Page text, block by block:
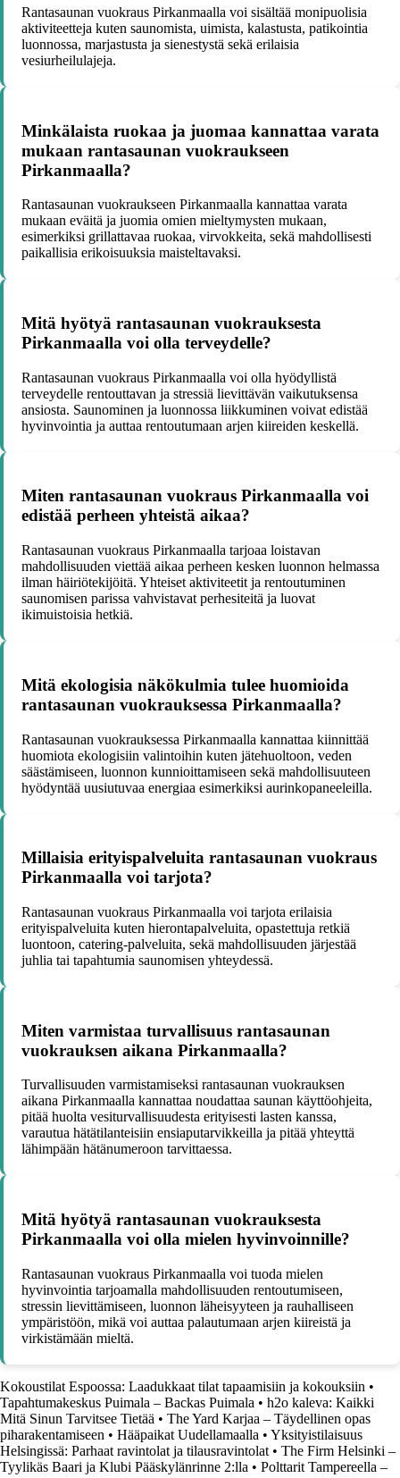
Rantasaunan vuokraus Pirkanmaalla voi sisältää monipuolisia
aktiviteetteja kuten saunomista, uimista, kalastusta, patikointia
luonnossa, marjastusta ja sienestystä sekä erilaisia
vesiurheilulajeja.
Minkälaista ruokaa ja juomaa kannattaa varata
mukaan rantasaunan vuokraukseen
Pirkanmaalla?
Rantasaunan vuokraukseen Pirkanmaalla kannattaa varata
mukaan eväitä ja juomia omien mieltymysten mukaan,
esimerkiksi grillattavaa ruokaa, virvokkeita, sekä mahdollisesti
paikallisia erikoisuuksia maisteltavaksi.
Mitä hyötyä rantasaunan vuokrauksesta
Pirkanmaalla voi olla terveydelle?
Rantasaunan vuokraus Pirkanmaalla voi olla hyödyllistä
terveydelle rentouttavan ja stressiä lievittävän vaikutuksensa
ansiosta. Saunominen ja luonnossa liikkuminen voivat edistää
hyvinvointia ja auttaa rentoutumaan arjen kiireiden keskellä.
Miten rantasaunan vuokraus Pirkanmaalla voi
edistää perheen yhteistä aikaa?
Rantasaunan vuokraus Pirkanmaalla tarjoaa loistavan
mahdollisuuden viettää aikaa perheen kesken luonnon helmassa
ilman häiriötekijöitä. Yhteiset aktiviteetit ja rentoutuminen
saunomisen parissa vahvistavat perhesiteitä ja luovat
ikimuistoisia hetkiä.
Mitä ekologisia näkökulmia tulee huomioida
rantasaunan vuokrauksessa Pirkanmaalla?
Rantasaunan vuokrauksessa Pirkanmaalla kannattaa kiinnittää
huomiota ekologisiin valintoihin kuten jätehuoltoon, veden
säästämiseen, luonnon kunnioittamiseen sekä mahdollisuuteen
hyödyntää uusiutuvaa energiaa esimerkiksi aurinkopaneeleilla.
Millaisia erityispalveluita rantasaunan vuokraus
Pirkanmaalla voi tarjota?
Rantasaunan vuokraus Pirkanmaalla voi tarjota erilaisia
erityispalveluita kuten hierontapalveluita, opastettuja retkiä
luontoon, catering-palveluita, sekä mahdollisuuden järjestää
juhlia tai tapahtumia saunomisen yhteydessä.
Miten varmistaa turvallisuus rantasaunan
vuokrauksen aikana Pirkanmaalla?
Turvallisuuden varmistamiseksi rantasaunan vuokrauksen
aikana Pirkanmaalla kannattaa noudattaa saunan käyttöohjeita,
pitää huolta vesiturvallisuudesta erityisesti lasten kanssa,
varautua hätätilanteisiin ensiaputarvikkeilla ja pitää yhteyttä
lähimpään hätänumeroon tarvittaessa.
Mitä hyötyä rantasaunan vuokrauksesta
Pirkanmaalla voi olla mielen hyvinvoinnille?
Rantasaunan vuokraus Pirkanmaalla voi tuoda mielen
hyvinvointia tarjoamalla mahdollisuuden rentoutumiseen,
stressin lievittämiseen, luonnon läheisyyteen ja rauhalliseen
ympäristöön, mikä voi auttaa palautumaan arjen kiireistä ja
virkistämään mieltä.
Kokoustilat Espoossa: Laadukkaat tilat tapaamisiin ja kokouksiin •
Tapahtumakeskus Puimala – Backas Puimala • h2o kaleva: Kaikki
Mitä Sinun Tarvitsee Tietää • The Yard Karjaa – Täydellinen opas
piharakentamiseen • Hääpaikat Uudellamaalla • Yksityistilaisuus
Helsingissä: Parhaat ravintolat ja tilausravintolat • The Firm Helsinki –
Tyylikäs Baari ja Klubi Pääskylänrinne 2:lla • Polttarit Tampereella –